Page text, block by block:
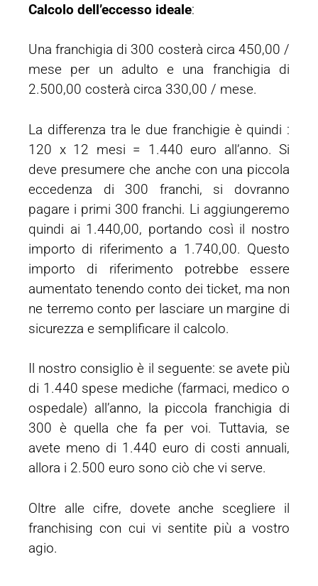
Calcolo dell’eccesso ideale:
Una franchigia di 300 costerà circa 450,00 /
mese per un adulto e una franchigia di
2.500,00 costerà circa 330,00 / mese.
La differenza tra le due franchigie è quindi :
120 x 12 mesi = 1.440 euro all’anno. Si
deve presumere che anche con una piccola
eccedenza di 300 franchi, si dovranno
pagare i primi 300 franchi. Li aggiungeremo
quindi ai 1.440,00, portando così il nostro
importo di riferimento a 1.740,00. Questo
importo di riferimento potrebbe essere
aumentato tenendo conto dei ticket, ma non
ne terremo conto per lasciare un margine di
sicurezza e semplificare il calcolo.
Il nostro consiglio è il seguente: se avete più
di 1.440 spese mediche (farmaci, medico o
ospedale) all’anno, la piccola franchigia di
300 è quella che fa per voi. Tuttavia, se
avete meno di 1.440 euro di costi annuali,
allora i 2.500 euro sono ciò che vi serve.
Oltre alle cifre, dovete anche scegliere il
franchising con cui vi sentite più a vostro
agio.